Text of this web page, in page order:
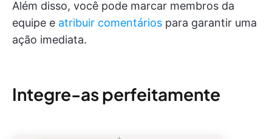
Além disso, você pode marcar membros da
equipe e atribuir comentários para garantir uma
ação imediata.
Integre-as perfeitamente